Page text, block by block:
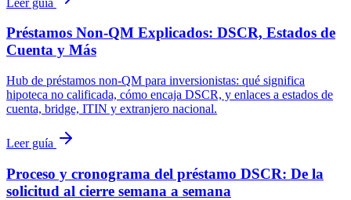
Préstamos Non-QM Explicados: DSCR, Estados de
Cuenta y Más
Hub de préstamos non-QM para inversionistas: qué significa
hipoteca no calificada, cómo encaja DSCR, y enlaces a estados de
cuenta, bridge, ITIN y extranjero nacional.
Leer guía
Proceso y cronograma del préstamo DSCR: De la
solicitud al cierre semana a semana